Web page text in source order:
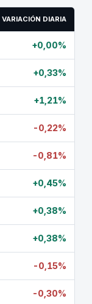
VARIACIÓN DIARIA
+0,00%
+0,33%
+1,21%
-0,22%
-0,81%
+0,45%
+0,38%
+0,38%
-0,15%
-0,30%